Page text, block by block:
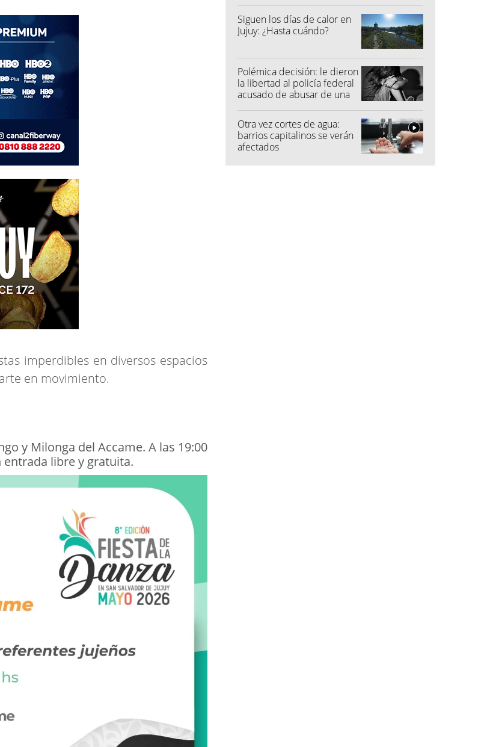
imperdibles en diversos espacios
en movimiento.
y Milonga del Accame. A las 19:00
entrada libre y gratuita.
Siguen los días de calor en
Jujuy: ¿Hasta cuándo?
Polémica decisión: le dieron
la libertad al policía federal
acusado de abusar de una
Otra vez cortes de agua:
barrios capitalinos se verán
afectados